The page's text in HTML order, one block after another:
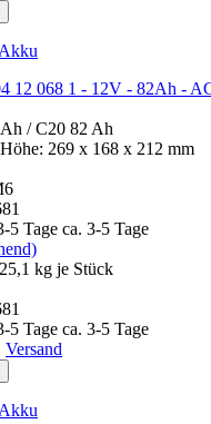
12 068 1 - 12V - 82Ah -
/ C20 82 Ah
269 x 168 x 212 mm
ca. 3-5 Tage
25,1 kg je Stück
ca. 3-5 Tage
Versand